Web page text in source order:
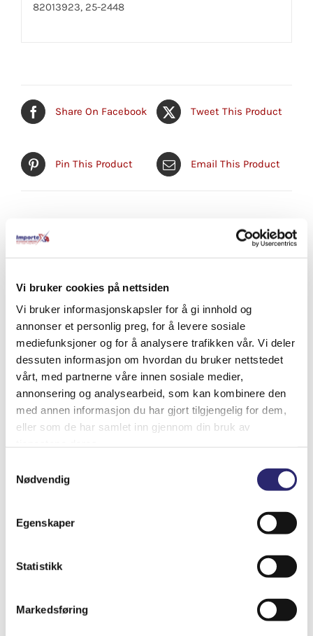
Vi bruker cookies på nettsiden
Vi bruker informasjonskapsler for å gi innhold og
annonser et personlig preg, for å levere sosiale
mediefunksjoner og for å analysere trafikken vår. Vi deler
dessuten informasjon om hvordan du bruker nettstedet
vårt, med partnerne våre innen sosiale medier,
annonsering og analysearbeid, som kan kombinere den
med annen informasjon du har gjort tilgjengelig for dem,
eller som de har samlet inn gjennom din bruk av
Nødvendig
Egenskaper
Statistikk
Markedsføring
82013923, 25-2448
Share On Facebook Tweet This Product
Pin This Product Email This Product
Relaterte produkter
STARTER 10T 3.6KW M/GIR OG ROTERB
Legg i handlekurv
Detaljer